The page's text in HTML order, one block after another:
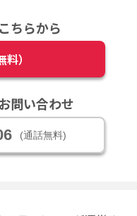
ちらから
料）
問い合わせ
(通話無料)